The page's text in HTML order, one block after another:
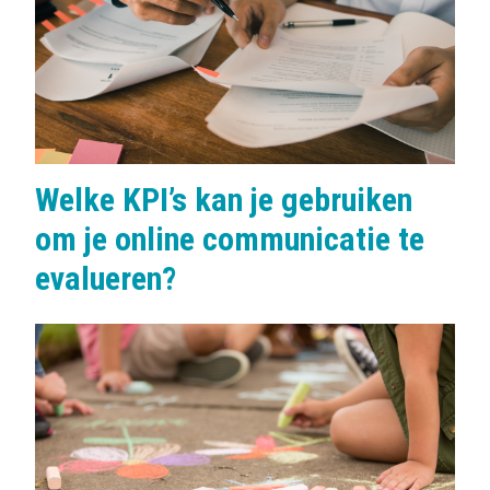
s
:
Welke KPI’s kan je gebruiken
om je online communicatie te
evalueren?